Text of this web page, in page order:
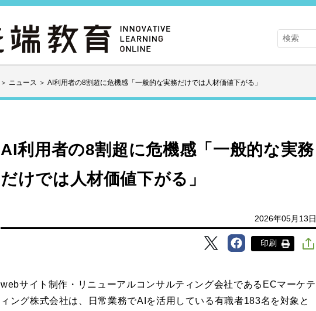
＞ ニュース ＞ AI利用者の8割超に危機感「一般的な実務だけでは人材価値下がる」
AI利用者の8割超に危機感「一般的な実務
だけでは人材価値下がる」
2026年05月13日
印刷
webサイト制作・リニューアルコンサルティング会社であるECマーケテ
ィング株式会社は、日常業務でAIを活用している有職者183名を対象と